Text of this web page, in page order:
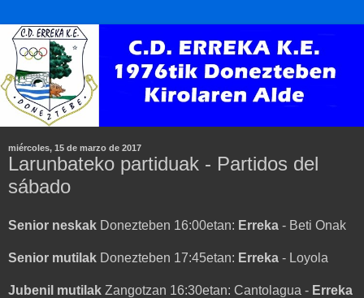
miércoles, 15 de marzo de 2017
Larunbateko partiduak - Partidos del
sábado
Senior neskak Donezteben 16:00etan: Erreka - Beti Onak
Senior mutilak Donezteben 17:45etan: Erreka - Loyola
Jubenil mutilak Zangotzan 16:30etan: Cantolagua - Erreka